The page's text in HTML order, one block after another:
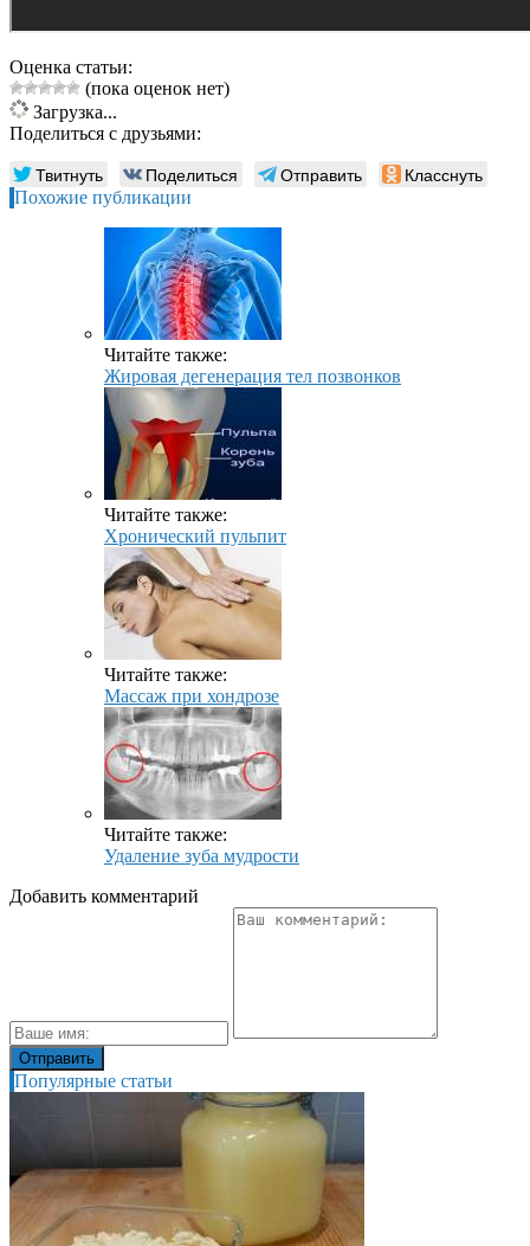
Оценка статьи:
(пока оценок нет)
Загрузка...
Поделиться с друзьями:
Твитнуть Поделиться Отправить Класснуть
Похожие публикации
Читайте также:
Жировая дегенерация тел позвонков
Читайте также:
Хронический пульпит
Читайте также:
Массаж при хондрозе
Читайте также:
Удаление зуба мудрости
Добавить комментарий
Популярные статьи